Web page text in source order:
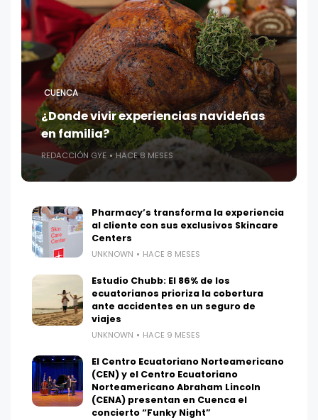
CUENCA
¿Donde vivir experiencias navideñas
en familia?
REDACCIÓN GYE HACE 8 MESES
Pharmacy’s transforma la experiencia
al cliente con sus exclusivos Skincare
Centers
UNKNOWN HACE 8 MESES
Estudio Chubb: El 86% de los
ecuatorianos prioriza la cobertura
ante accidentes en un seguro de
viajes
UNKNOWN HACE 9 MESES
El Centro Ecuatoriano Norteamericano
(CEN) y el Centro Ecuatoriano
Norteamericano Abraham Lincoln
(CENA) presentan en Cuenca el
concierto “Funky Night”